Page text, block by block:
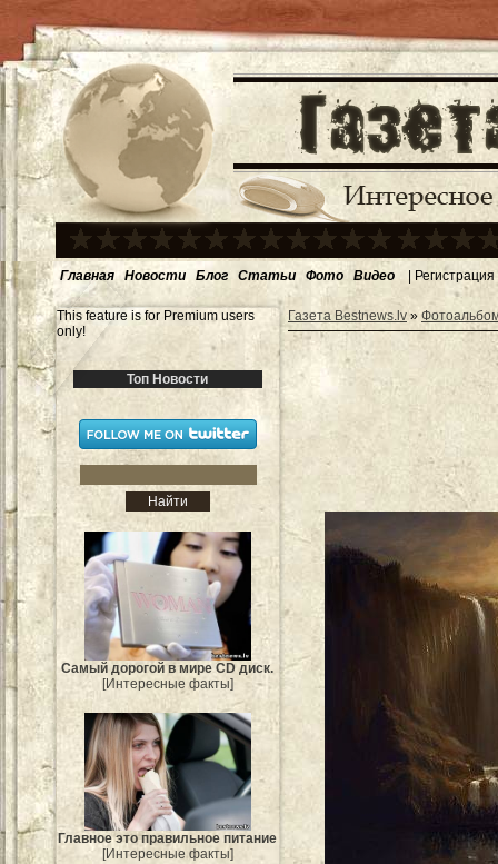
Главная Новости Блог Статьи Фото Видео | Регистрация
This feature is for Premium users
only!
Топ Новости
Самый дорогой в мире CD диск.
[Интересные факты]
Главное это правильное питание
[Интересные факты]
Газета Bestnews.lv»